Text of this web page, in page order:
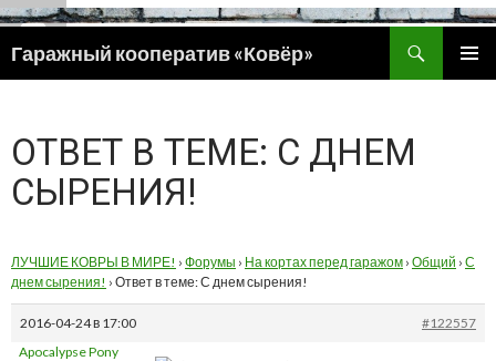
Гаражный кооператив «Ковёр»
ПЕРЕЙТИ
ОТВЕТ В ТЕМЕ: С ДНЕМ
СЫРЕНИЯ!
ЛУЧШИЕ КОВРЫ В МИРЕ! › Форумы › На кортах перед гаражом › Общий › С
днем сырения! › Ответ в теме: С днем сырения!
2016-04-24 в 17:00
#122557
Apocalypse Pony